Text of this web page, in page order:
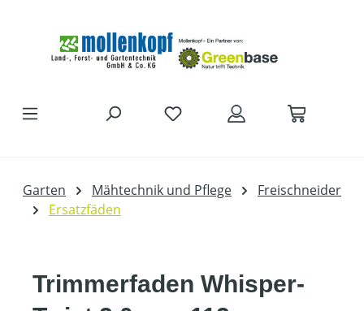
Garten Mähtechnik und Pflege
Freischneider
Ersatzfäden
Trimmerfaden Whisper-